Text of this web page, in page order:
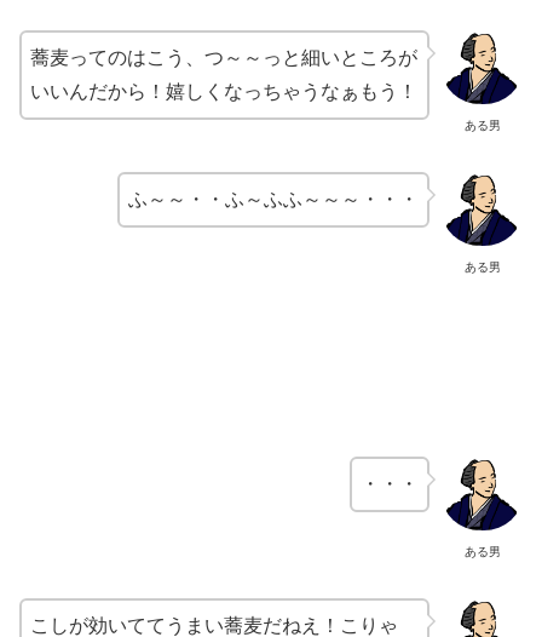
ある男
蕎麦ってのはこう、つ～～っと細いところが
いいんだから！嬉しくなっちゃうなぁもう！
ある男
ふ～～・・ふ～ふふ～～～・・・
ある男
・・・
こしが効いててうまい蕎麦だねえ！こりゃ